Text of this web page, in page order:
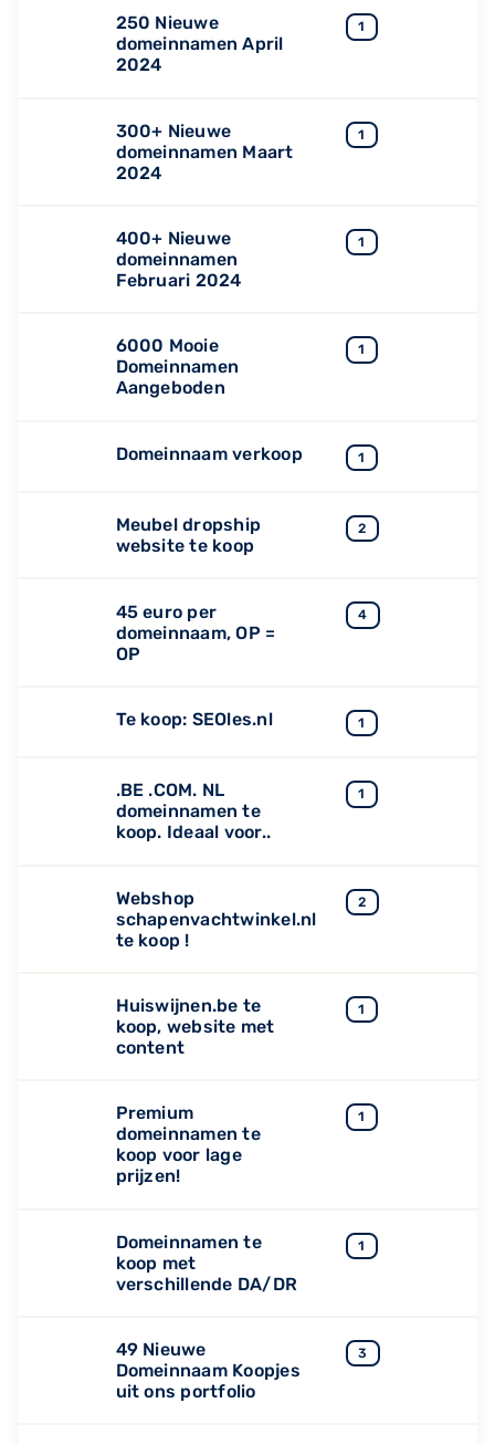
250 Nieuwe
domeinnamen April
2024
1
300+ Nieuwe
domeinnamen Maart
2024
1
400+ Nieuwe
domeinnamen
Februari 2024
1
6000 Mooie
Domeinnamen
Aangeboden
1
Domeinnaam verkoop 1
Meubel dropship
website te koop
2
45 euro per
domeinnaam, OP =
OP
4
Te koop: SEOles.nl 1
.BE .COM. NL
domeinnamen te
koop. Ideaal voor..
1
Webshop
schapenvachtwinkel.nl
te koop !
2
Huiswijnen.be te
koop, website met
content
1
Premium
domeinnamen te
koop voor lage
prijzen!
1
Domeinnamen te
koop met
verschillende DA/DR
1
49 Nieuwe
Domeinnaam Koopjes
uit ons portfolio
3